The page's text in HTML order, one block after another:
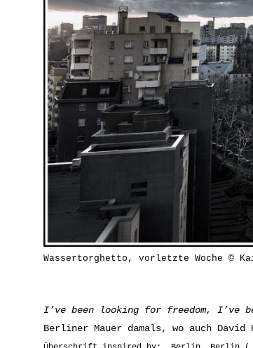
Wassertorghetto, vorletzte Woche ©
I’ve been looking for freedom, I’ve
Berliner Mauer damals, wo auch